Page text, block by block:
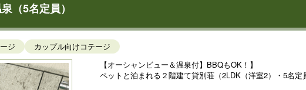
（5名定員）
ジ カップル向けコテージ
【オーシャンビュー＆温泉付】BBQもOK！】
ペットと泊まれる２階建て貸別荘（2LDK（洋室2）・5名定